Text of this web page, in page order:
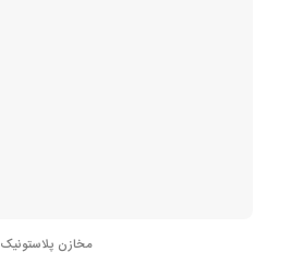
مخازن پلاستونیک